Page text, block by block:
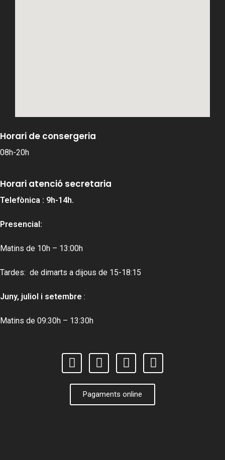
Horari de consergeria
08h-20h
Horari atenció secretaria
Telefònica : 9h-14h.
Presencial:
Matins de 10h – 13:00h
Tardes: de dimarts a dijous de 15-18:15
Juny, juliol i setembre :
Matins de 09:30h – 13:30h
Pagaments online